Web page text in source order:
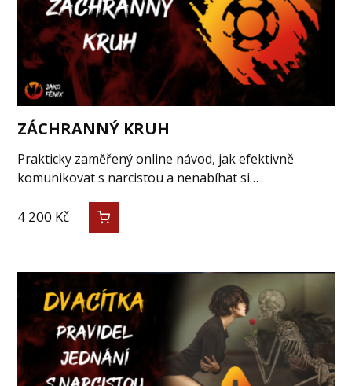
ZÁCHRANNÝ KRUH
Prakticky zaměřený online návod, jak efektivně
komunikovat s narcistou a nenabíhat si…
4 200 Kč